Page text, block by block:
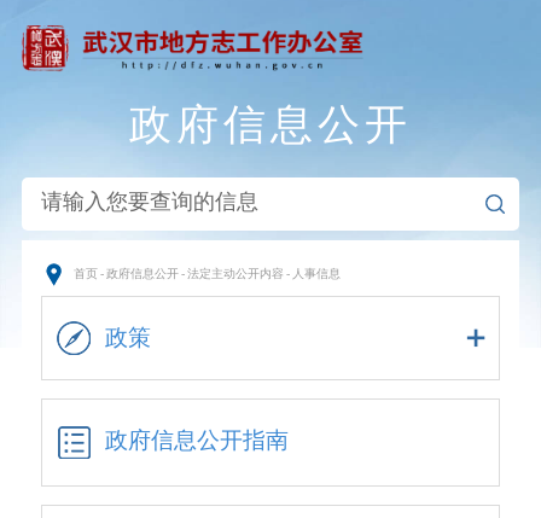
政府信息公开
首页 - 政府信息公开 - 法定主动公开内容 - 人事信息
政策
政府信息公开指南